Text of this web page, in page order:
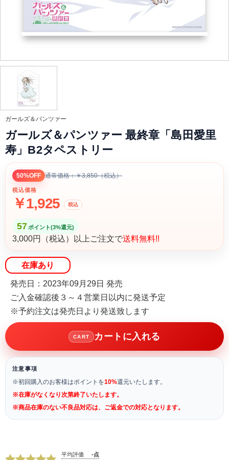
ガールズ＆パンツァー
ガールズ＆パンツァー 最終章「島田愛里
寿」B2タペストリー
50%OFF 通常価格：￥3,850（税込）
税込価格
￥1,925 税込
57 ポイント(3%還元)
3,000円（税込）以上ご注文で送料無料!!
在庫あり
発売日：2023年09月29日 発売
ご入金確認後３～４営業日以内に発送予定
※予約注文は発売日より発送致します
CART カートに入れる
注意事項
※初回購入のお客様はポイントを10%還元いたします。
※在庫がなくなり次第終了いたします。
※商品在庫のない不良品対応は、ご返金での対応となります。
平均評価
-点